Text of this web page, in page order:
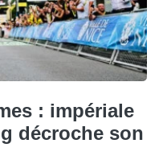
: impériale
décroche son